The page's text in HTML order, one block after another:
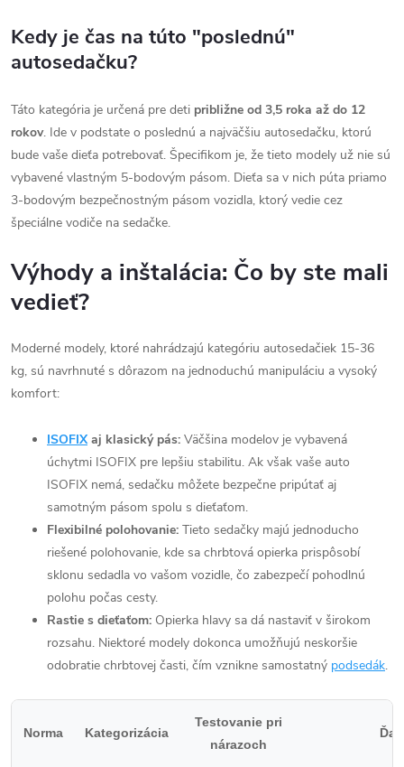
Kedy je čas na túto "poslednú"
autosedačku?
Táto kategória je určená pre deti približne od 3,5 roka až do 12
rokov. Ide v podstate o poslednú a najväčšiu autosedačku, ktorú
bude vaše dieťa potrebovať. Špecifikom je, že tieto modely už nie sú
vybavené vlastným 5-bodovým pásom. Dieťa sa v nich púta priamo
3-bodovým bezpečnostným pásom vozidla, ktorý vedie cez
špeciálne vodiče na sedačke.
Výhody a inštalácia: Čo by ste mali
vedieť?
Moderné modely, ktoré nahrádzajú kategóriu autosedačiek 15-36
kg, sú navrhnuté s dôrazom na jednoduchú manipuláciu a vysoký
komfort:
ISOFIXaj klasický pás: Väčšina modelov je vybavená
úchytmi ISOFIX pre lepšiu stabilitu. Ak však vaše auto
ISOFIX nemá, sedačku môžete bezpečne pripútať aj
samotným pásom spolu s dieťaťom.
Flexibilné polohovanie: Tieto sedačky majú jednoducho
riešené polohovanie, kde sa chrbtová opierka prispôsobí
sklonu sedadla vo vašom vozidle, čo zabezpečí pohodlnú
polohu počas cesty.
Rastie s dieťaťom: Opierka hlavy sa dá nastaviť v širokom
rozsahu. Niektoré modely dokonca umožňujú neskoršie
odobratie chrbtovej časti, čím vznikne samostatný podsedák.
Norma Kategorizácia
Testovanie pri
nárazoch